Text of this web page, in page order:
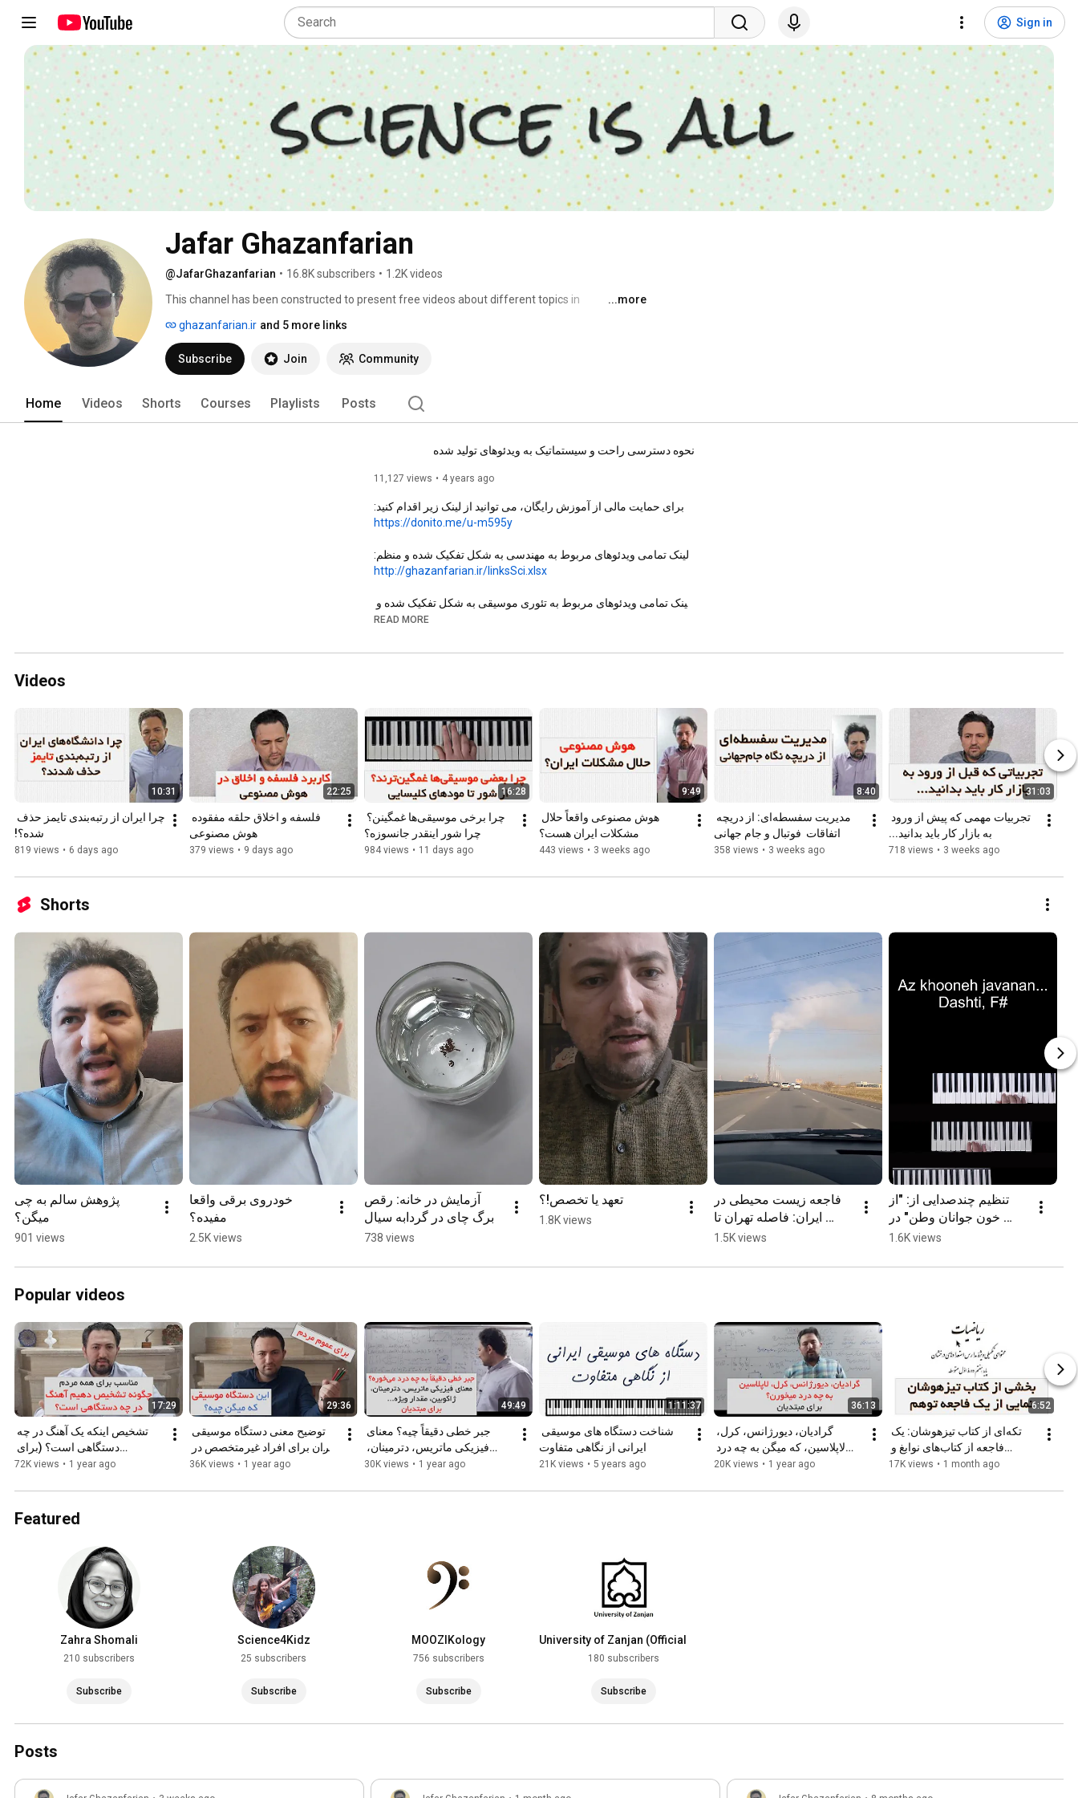
Sign in
Jafar Ghazanfarian
@JafarGhazanfarian • 16.8K subscribers • 1.2K videos
This channel has been constructed to present free videos about different topics in
engineering, bio-engineering, and music theory. My main goal is to deepen the physical
knowledge of viewers with the aid of the mathematical tools.
...more
ghazanfarian.ir and 5 more links
Subscribe Join Community
Home Videos Shorts Courses Playlists Posts
نحوه دسترسی راحت و سیستماتیک به ویدئوهای تولید شده
11,127 views 4 years ago
برای حمایت مالی از آموزش رایگان، می توانید از لینک زیر اقدام کنید:
https://donito.me/u-m595y
لینک تمامی ویدئوهای مربوط به مهندسی به شکل تفکیک شده و منظم:
http://ghazanfarian.ir/linksSci.xlsx
منظم:
@FreeArtJ
https://www.aparat.com/ghazanfarianj
READ MORE
Videos
10:31
شده؟!
819 views • 6 days ago
22:25
هوش مصنوعی
379 views • 9 days ago
16:28
چرا شور اینقدر جانسوزه؟
984 views • 11 days ago
9:49
مشکلات ایران هست؟
443 views • 3 weeks ago
8:40
اتفاقات  فوتبال و جام جهانی
358 views • 3 weeks ago
31:03
به بازار کار باید بدانید...
718 views • 3 weeks ago
Shorts
پژوهش سالم به چی
میگن؟
901 views
خودروی برقی واقعا
مفیده؟
2.5K views
آزمایش در خانه: رقص
برگ چای در گردابه سیال
738 views
تعهد یا تخصص!؟
1.8K views
فاجعه زیست محیطی در
ایران: فاصله تهران تا
قزوین
1.5K views
تنظیم چندصدایی از: "از
خون جوانان وطن" در
دشتی فادیز
1.6K views
Popular videos
17:29
غیرمتخصصین در موسیقی)
72K views • 1 year ago
29:36
موسیقی
36K views • 1 year ago
49:49
وارون، ژاکوبی، مقدار ویژه...
30K views • 1 year ago
1:11:37
ایرانی از نگاهی متفاوت
21K views • 5 years ago
36:13
میخورن؟!
20K views • 1 year ago
6:52
نخبه‌ها...
17K views • 1 month ago
Featured
Zahra Shomali
210 subscribers
Subscribe
Science4Kidz
25 subscribers
Subscribe
MOOZIKology
756 subscribers
Subscribe
University of Zanjan (Official
180 subscribers
Subscribe
Posts